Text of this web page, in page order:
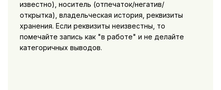
известно), носитель (отпечаток/негатив/
открытка), владельческая история, реквизиты
хранения. Если реквизиты неизвестны, то
помечайте запись как "в работе" и не делайте
категоричных выводов.